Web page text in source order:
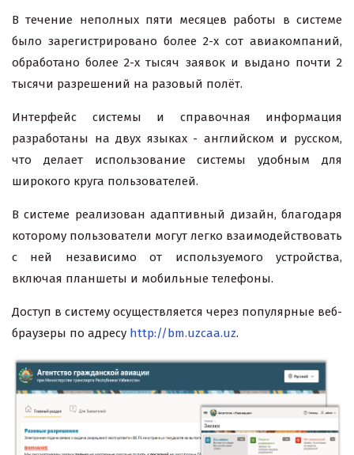
В течение неполных пяти месяцев работы в системе
было зарегистрировано более 2-х сот авиакомпаний,
обработано более 2-х тысяч заявок и выдано почти 2
тысячи разрешений на разовый полёт.
Интерфейс системы и справочная информация
разработаны на двух языках - английском и русском,
что делает использование системы удобным для
широкого круга пользователей.
В системе реализован адаптивный дизайн, благодаря
которому пользователи могут легко взаимодействовать
с ней независимо от используемого устройства,
включая планшеты и мобильные телефоны.
Доступ в систему осуществляется через популярные веб-
браузеры по адресу http://bm.uzcaa.uz.